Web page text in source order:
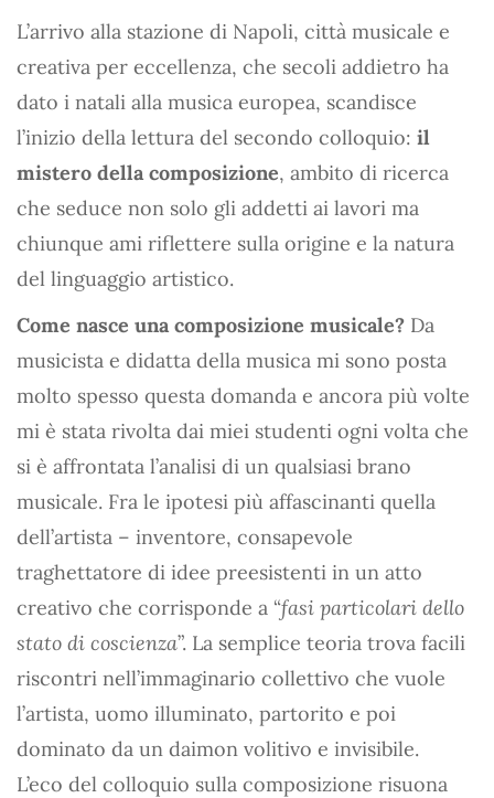
L’arrivo alla stazione di Napoli, città musicale e
creativa per eccellenza, che secoli addietro ha
dato i natali alla musica europea, scandisce
l’inizio della lettura del secondo colloquio: il
mistero della composizione, ambito di ricerca
che seduce non solo gli addetti ai lavori ma
chiunque ami riflettere sulla origine e la natura
del linguaggio artistico.
Come nasce una composizione musicale? Da
musicista e didatta della musica mi sono posta
molto spesso questa domanda e ancora più volte
mi è stata rivolta dai miei studenti ogni volta che
si è affrontata l’analisi di un qualsiasi brano
musicale. Fra le ipotesi più affascinanti quella
dell’artista – inventore, consapevole
traghettatore di idee preesistenti in un atto
creativo che corrisponde a “fasi particolari dello
stato di coscienza”. La semplice teoria trova facili
riscontri nell’immaginario collettivo che vuole
l’artista, uomo illuminato, partorito e poi
dominato da un daimon volitivo e invisibile.
L’eco del colloquio sulla composizione risuona